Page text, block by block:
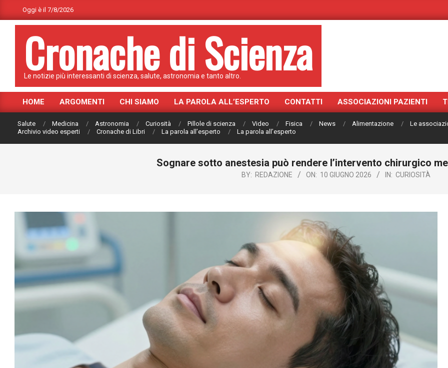
to
Oggi è il 7/8/2026
Cronache di Scienza
Le notizie più interessanti di scienza, salute, astronomia e tanto altro.
Primary
Navigation
Menu
HOME ARGOMENTI CHI SIAMO LA PAROLA ALL’ESPERTO CONTATTI ASSOCIAZIONI PAZIENTI
Salute Medicina Astronomia Curiosità Pillole di scienza Video Fisica News Alimentazione
Le
Archivio video esperti
Cronache di Libri La parola all’esperto La parola all’esperto
Sognare sotto anestesia può rendere l’intervento chirurgico
BY: REDAZIONE ON: 10 GIUGNO 2026 IN: CURIOSITÀ